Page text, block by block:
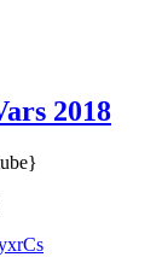
2018